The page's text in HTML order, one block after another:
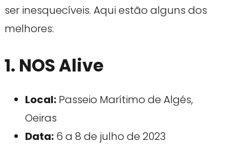
ser inesquecíveis. Aqui estão alguns dos
melhores:
1. NOS Alive
Local:Passeio Marítimo de Algés,
Oeiras
Data:6 a 8 de julho de 2023